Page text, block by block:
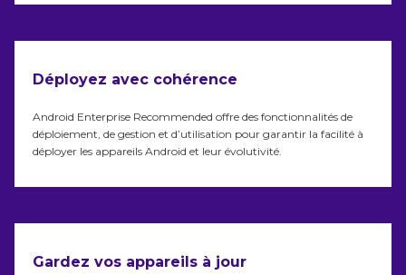
Déployez avec cohérence
Android Enterprise Recommended offre des fonctionnalités de
déploiement, de gestion et d’utilisation pour garantir la facilité à
déployer les appareils Android et leur évolutivité.
Gardez vos appareils à jour